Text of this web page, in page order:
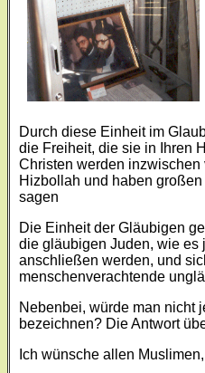
Durch diese Einheit im
die Freiheit, die sie in Ihren
Christen werden
Hizbollah und haben
sagen
Die Einheit der Gläubigen
die gläubigen Juden, wie es
anschließen werden, und
menschenverachtende
Nebenbei, würde man nicht
bezeichnen? Die Antwort
Ich wünsche allen